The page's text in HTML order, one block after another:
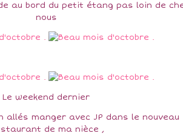
au bord du petit étang pas loin de
nous
Le weekend dernier
allés manger avec JP dans le nouveau
de ma nièce ,